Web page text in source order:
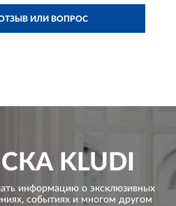
ИЛИ ВОПРОС
KLUDI
информацию о эксклюзивных
событиях и многом другом